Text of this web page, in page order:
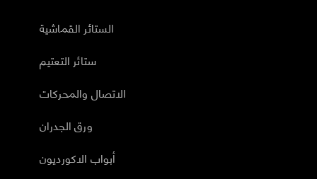
الستائر القماشية
ستائر التعتيم
الاتصال والمحركات
ورق الجدران
أبواب الاكورديون